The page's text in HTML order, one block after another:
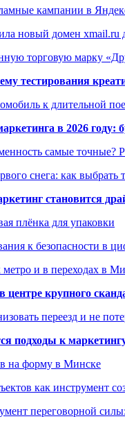
кампании в
новый домен xmail.ru
торговую марку
тестирования
к длительной
в 2026 году:
самые точные?
снега: как выбрать
становится
плёнка для упаковки
к безопасности в
метро и в переходах в
центре крупного
переезд и не
подходы к
на форму в Минске
как инструмент
переговорной